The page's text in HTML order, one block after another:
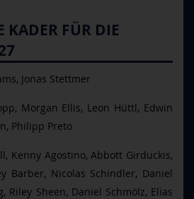
KADER FÜR DIE
Jonas Stettmer
Morgan Ellis, Leon Hüttl, Edwin
Philipp Preto
Kenny Agostino, Abbott Girduckis,
Barber, Nicolas Schindler, Daniel
Riley Sheen, Daniel Schmölz, Elias